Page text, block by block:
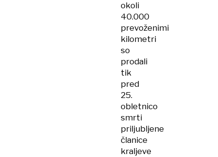
okoli
40.000
prevoženimi
kilometri
so
prodali
tik
pred
25.
obletnico
smrti
priljubljene
članice
kraljeve